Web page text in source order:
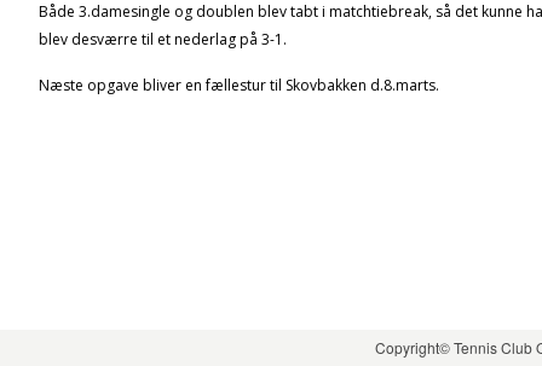
Både 3.damesingle og doublen blev tabt i matchtiebreak, så det kunne
blev desværre til et nederlag på 3-1.
Næste opgave bliver en fællestur til Skovbakken d.8.marts.
Copyright© Tennis Club